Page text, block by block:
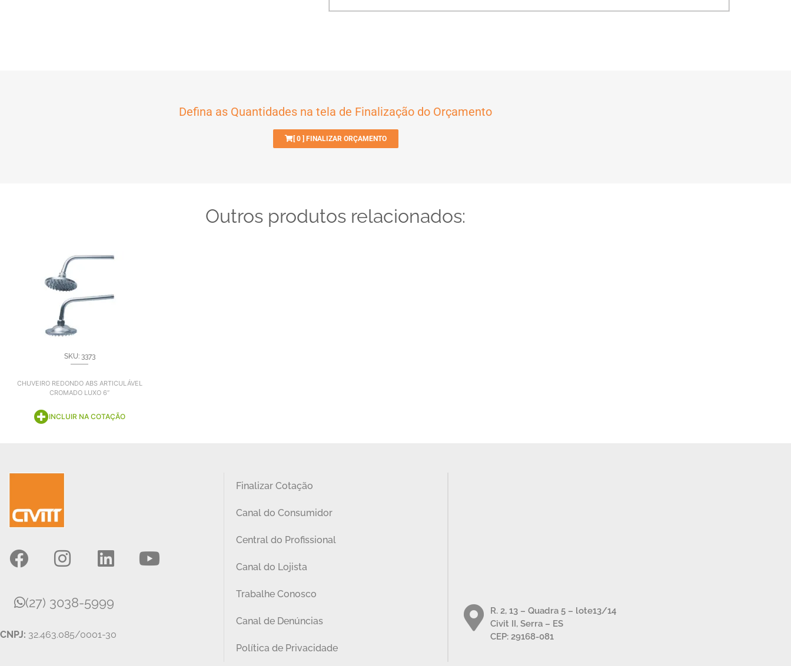
Defina as Quantidades na tela de Finalização do Orçamento
[ 0] FINALIZAR ORÇAMENTO
Outros produtos relacionados:
SKU: 3373
CHUVEIRO REDONDO ABS ARTICULÁVEL
CROMADO LUXO 6”
INCLUIR NA COTAÇÃO
(27) 3038-5999
CNPJ: 32.463.085/0001-30
Finalizar Cotação
Canal do Consumidor
Central do Profissional
Canal do Lojista
Trabalhe Conosco
Canal de Denúncias
Política de Privacidade
R. 2, 13 – Quadra 5 – lote13/14
Civit II, Serra – ES
CEP: 29168-081